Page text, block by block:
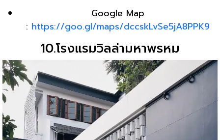
Google Map
: https://goo.gl/maps/dccskLvSe5jA8PPK9
10.โรงแรมวิลล่ามหาพรหม